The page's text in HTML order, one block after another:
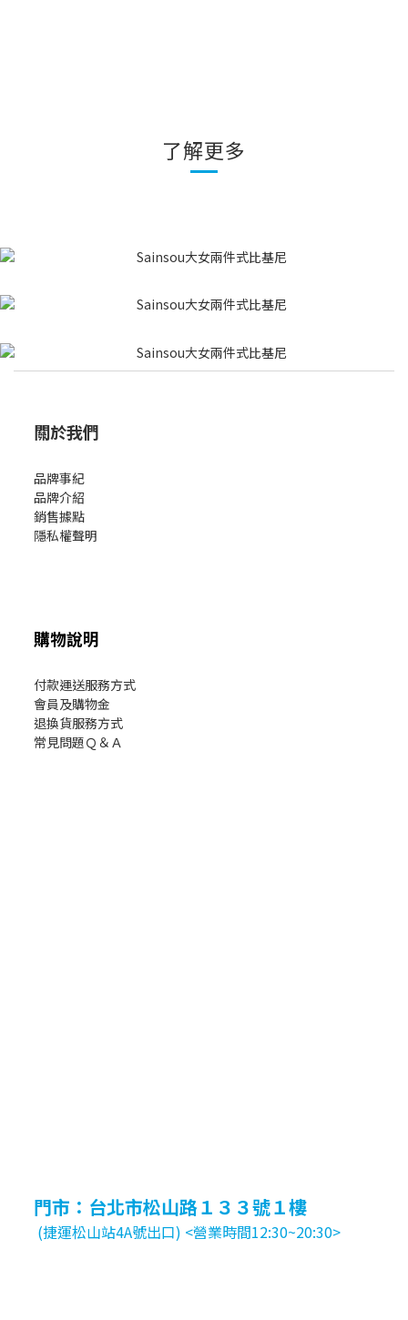
了解更多
關於我們
品牌事紀
品牌介紹
銷售據點
隱私權聲明
購物說明
付款運送服務方式
會員及購物金
退換貨服務方式
常見問題Ｑ＆Ａ
門市：台北市松山路１３３號１樓
(捷運松山站4A號出口) <營業時間12:30~20:30>